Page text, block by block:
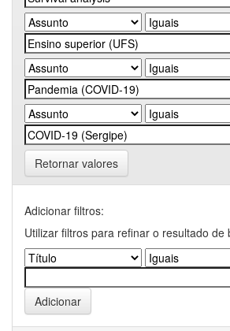
Retornar valores
Adicionar filtros:
Utilizar filtros para refinar o resultado de